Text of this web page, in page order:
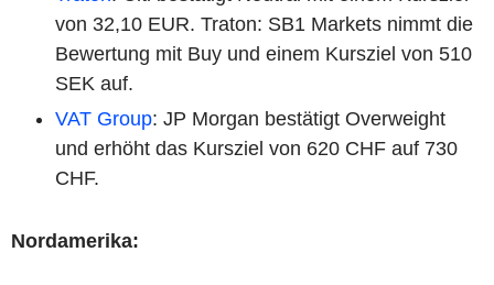
von 32,10 EUR. Traton: SB1 Markets nimmt die
Bewertung mit Buy und einem Kursziel von 510
SEK auf.
VAT Group: JP Morgan bestätigt Overweight
und erhöht das Kursziel von 620 CHF auf 730
CHF.
Nordamerika: